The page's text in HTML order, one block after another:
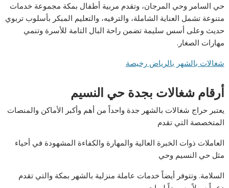
حي السامر وحي المرجان، وتقدم مربية أطفال بمكة مجموعة خدمات
متنوعة تشمل العناية الشاملة، والترفيه، والتعليم المبكر بأسلوب تربوي
حديث وعلى أسس سليمة تضمن راحة البال التامة للأسرة وتنمي
مهارات الصغار.
شغالات بالشهر بالرياض رخيصة
أرقام شغالات بجدة حي النسيم
يعتبر حراج شغالات بالشهر جدة واحداً من أهم وأكبر الأماكن والمنصات
المتخصصة التي تقدم
العاملات ذوات الخبرة العالية والمهارة والكفاءة المشهودة في أحياء
مثل حي النسيم وحي
السلامة. وتتوفر أيضاً خدمات عاملة منزلية بالشهر بمكة والتي تقدم